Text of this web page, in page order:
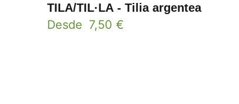
TILA/TIL·LA - Tilia argentea
Desde 7,50 €